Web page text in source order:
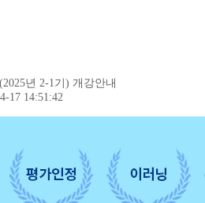
년 2-1기) 개강안내
17 14:51:42